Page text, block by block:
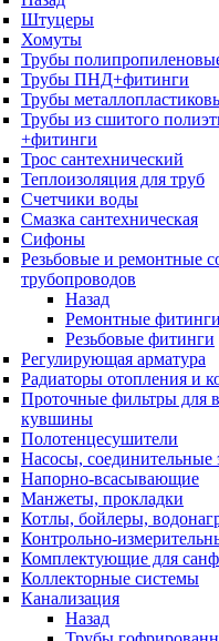
Штуцеры
Хомуты
Трубы
Трубы ПНД+фитинги
Трубы
Трубы из сшитого
+фитинги
Трос сантехнический
Теплоизоляция для труб
Счетчики воды
Смазка сантехническая
Сифоны
Резьбовые и ремонтные
трубопроводов
Назад
Ремонтные фитинги
Резьбовые фитинги
Регулирующая арматура
Радиаторы отопления и
Проточные фильтры для
кувшины
Полотенцесушители
Насосы, соединительные
Напорно-всасывающие
Манжеты, прокладки
Котлы, бойлеры,
Контрольно-
Комплектующие для
Коллекторные системы
Канализация
Назад